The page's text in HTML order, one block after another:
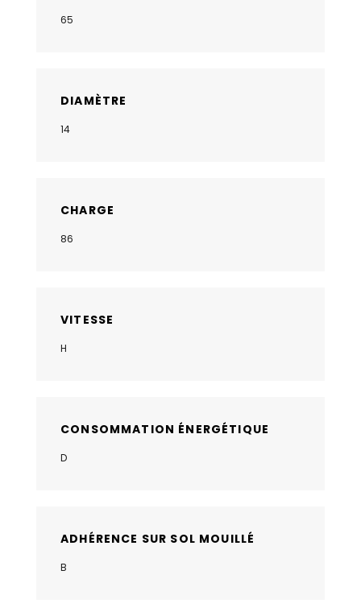
65
DIAMÈTRE
14
CHARGE
86
VITESSE
H
CONSOMMATION ÉNERGÉTIQUE
D
ADHÉRENCE SUR SOL MOUILLÉ
B